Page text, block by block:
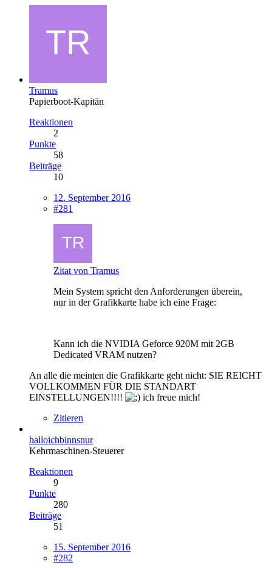
Tramus
Papierboot-Kapitän
Reaktionen
2
Punkte
58
Beiträge
10
12. September 2016
#281
Zitat von Tramus
Mein System spricht den Anforderungen überein,
nur in der Grafikkarte habe ich eine Frage:
Kann ich die NVIDIA Geforce 920M mit 2GB
Dedicated VRAM nutzen?
An alle die meinten die Grafikkarte geht nicht: SIE REICHT
VOLLKOMMEN FÜR DIE STANDART
EINSTELLUNGEN!!!!
ich freue mich!
Zitieren
halloichbinnsnur
Kehrmaschinen-Steuerer
Reaktionen
9
Punkte
280
Beiträge
51
15. September 2016
#282